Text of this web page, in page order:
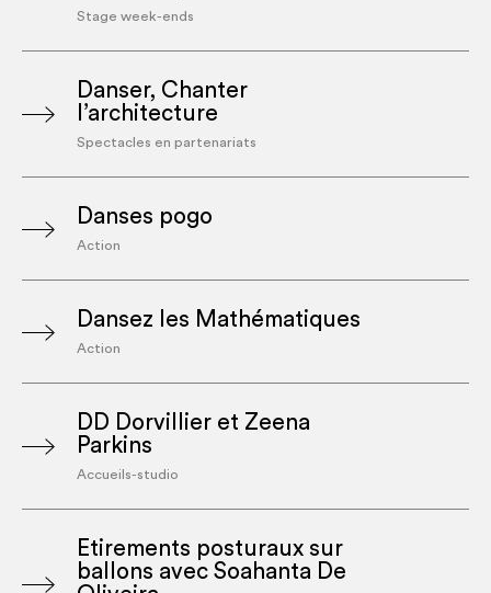
Stage week-ends
Danser, Chanter
l’architecture
Spectacles en partenariats
Danses pogo
Action
Dansez les Mathématiques
Action
DD Dorvillier et Zeena
Parkins
Accueils-studio
Etirements posturaux sur
ballons avec Soahanta De